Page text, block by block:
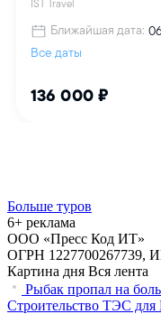
Больше туров
6+ реклама
ООО «Пресс Код ИТ»
ОГРН 1227700267739,
Картина дня Вся лента
Рыбак пропал на
Строительство ТЭС